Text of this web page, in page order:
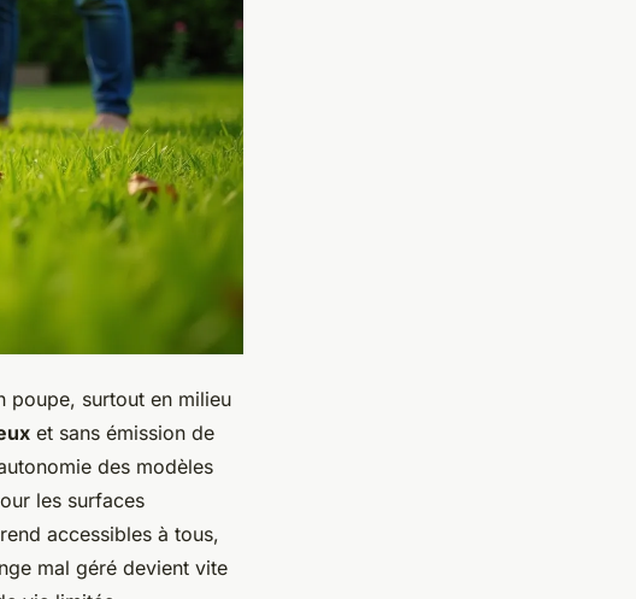
poupe, surtout en milieu
et sans émission de
des modèles
les surfaces
accessibles à tous,
mal géré devient vite